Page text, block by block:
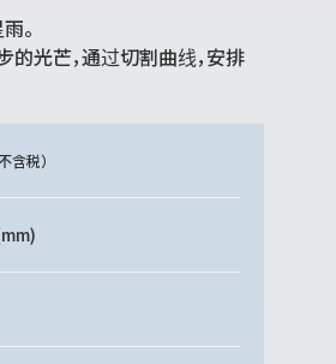
。
光芒，通过切割曲线，安排
不含税）